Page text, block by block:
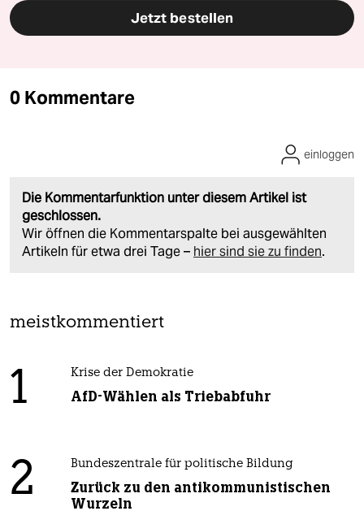
Jetzt bestellen
0 Kommentare
Die Kommentarfunktion unter diesem Artikel ist
geschlossen.
Wir öffnen die Kommentarspalte bei ausgewählten
Artikeln für etwa drei Tage – hier sind sie zu finden.
einloggen
meistkommentiert
1 Krise der Demokratie
AfD-Wählen als Triebabfuhr
2 Bundeszentrale für politische Bildung
Zurück zu den antikommunistischen
Wurzeln